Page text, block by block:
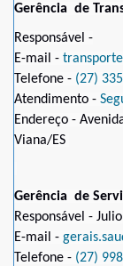
Gerência de
Responsável -
E-mail -
Telefone - (27)
Atendimento -
Endereço -
Viana/ES
Gerência de
Responsável -
E-mail -
Telefone - (27)